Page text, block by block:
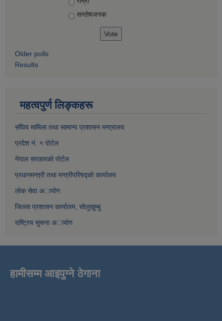
सन्तोषज‍नक
Older polls
Results
महत्वपुर्ण लिङ्कहरू
संघिय मामिला तथा सामान्य प्रशासन मन्त्रालय
प्रदेश नं. १ पाेर्टल
नेपाल सरकारकाे पाेर्टल
प्रधानमन्त्री तथा मन्त्रीपरिषद्काे कार्यालय
लाेक सेवा अायाेग
जिल्ला प्रशासन कार्यालय, साेलुखुम्बु
राष्ट्रिय सुचना अायाेग
हामीसम्म आइपुग्ने ठेगाना